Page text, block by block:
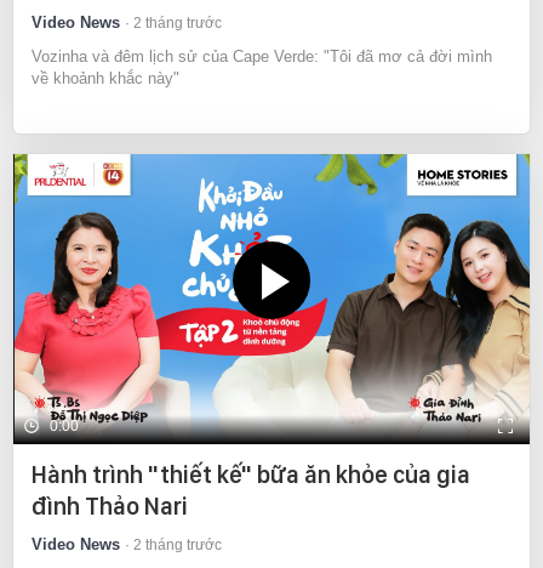
Video News 2 tháng trước
Vozinha và đêm lịch sử của Cape Verde: "Tôi đã mơ cả đời mình
về khoảnh khắc này"
0:00
Hành trình "thiết kế" bữa ăn khỏe của gia
đình Thảo Nari
Video News 2 tháng trước